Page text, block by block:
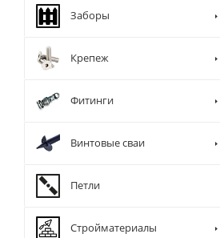
Заборы
Крепеж
Фитинги
Винтовые сваи
Петли
Стройматериалы